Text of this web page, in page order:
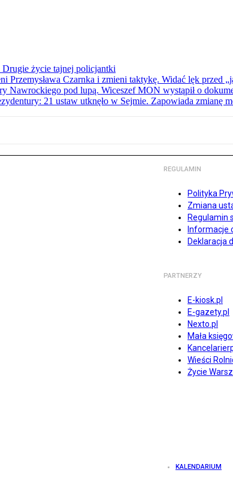
życie tajnej policjantki
Przemysława Czarnka i zmieni taktykę. Widać lęk przed
Nawrockiego pod lupą. Wiceszef MON wystąpił o
21 ustaw utknęło w Sejmie. Zapowiada zmianę
REGULAMIN
Polityka
Zmiana
Regulamin
Informacje
Deklaracja
PARTNERZY
E-kiosk.pl
E-gazety.pl
Nexto.pl
Mała
Wieści
Życie
KALENDARIUM